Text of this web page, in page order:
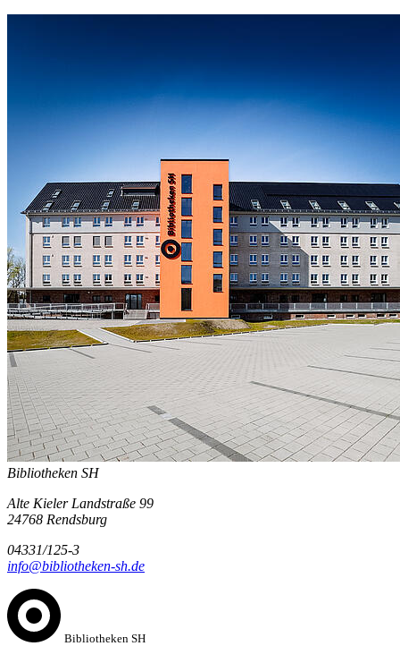
Bibliotheken SH
Alte Kieler Landstraße 99
24768 Rendsburg
04331/125-3
info@bibliotheken-sh.de
Bibliotheken SH